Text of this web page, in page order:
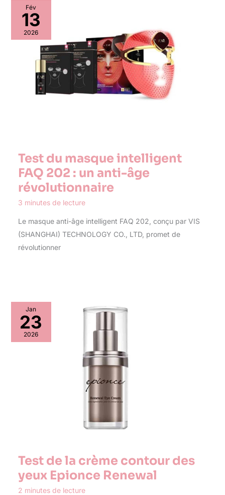
Fév
13
2026
Test du masque intelligent
FAQ 202 : un anti-âge
révolutionnaire
3 minutes de lecture
Le masque anti-âge intelligent FAQ 202, conçu par VIS
(SHANGHAI) TECHNOLOGY CO., LTD, promet de
révolutionner
Jan
23
2026
Test de la crème contour des
yeux Epionce Renewal
2 minutes de lecture